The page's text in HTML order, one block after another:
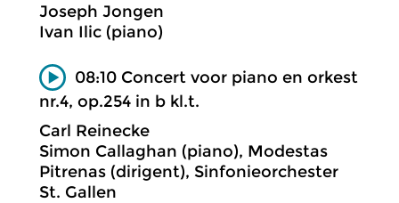
Joseph Jongen
Ivan Ilic (piano)
08:10 Concert voor piano en orkest
nr.4, op.254 in b kl.t.
Carl Reinecke
Simon Callaghan (piano), Modestas
Pitrenas (dirigent), Sinfonieorchester
St. Gallen